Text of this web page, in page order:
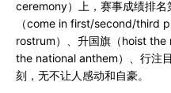
ceremony）上，赛事成绩排名
（come in first/second/third
rostrum）、升国旗（hoist
the national anthem）、行注
刻，无不让人感动和自豪。